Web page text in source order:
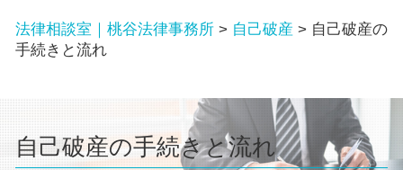
法律相談室｜桃谷法律事務所 > 自己破産 > 自己破産の
手続きと流れ
自己破産の手続きと流れ